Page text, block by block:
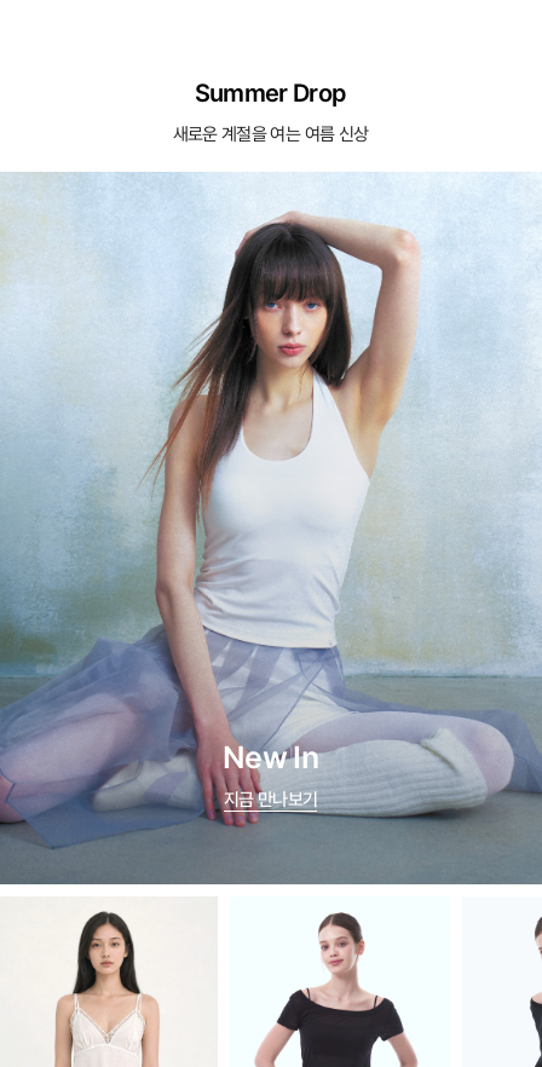
Summer Drop
새로운 계절을 여는 여름 신상
New In
지금 만나보기